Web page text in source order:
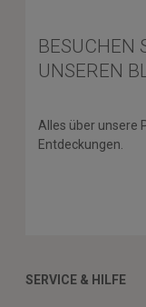
BESUCHEN
UNSEREN
Alles über unsere
Entdeckungen.
SERVICE & HILFE